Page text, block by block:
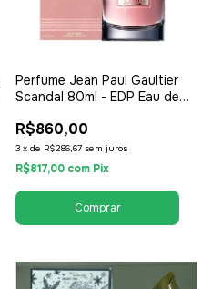
Perfume Jean Paul Gaultier
Scandal 80ml - EDP Eau de
R$860,00
3 x de R$286,67 sem juros
R$817,00 com Pix